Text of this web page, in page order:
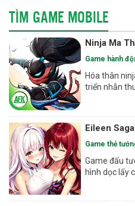
TÌM GAME MOBILE
Ninja Ma
Game hành
Hóa thân
triển nhẫn
Eileen
Game thẻ
Game đấu
hình dọc lấy